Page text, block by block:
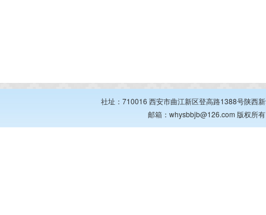
社址：710016 西安市曲江新区登高路1388号陕西
邮箱：whysbbjb@126.com 版权所